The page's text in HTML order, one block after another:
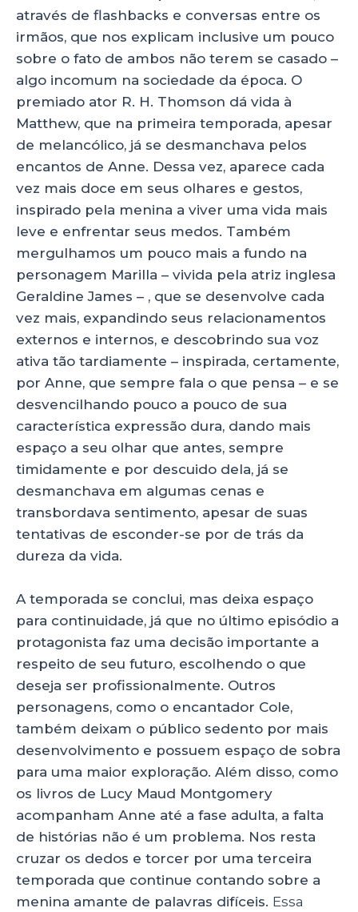
através de flashbacks e conversas entre os
irmãos, que nos explicam inclusive um pouco
sobre o fato de ambos não terem se casado –
algo incomum na sociedade da época. O
premiado ator R. H. Thomson dá vida à
Matthew, que na primeira temporada, apesar
de melancólico, já se desmanchava pelos
encantos de Anne. Dessa vez, aparece cada
vez mais doce em seus olhares e gestos,
inspirado pela menina a viver uma vida mais
leve e enfrentar seus medos. Também
mergulhamos um pouco mais a fundo na
personagem Marilla – vivida pela atriz inglesa
Geraldine James – , que se desenvolve cada
vez mais, expandindo seus relacionamentos
externos e internos, e descobrindo sua voz
ativa tão tardiamente – inspirada, certamente,
por Anne, que sempre fala o que pensa – e se
desvencilhando pouco a pouco de sua
característica expressão dura, dando mais
espaço a seu olhar que antes, sempre
timidamente e por descuido dela, já se
desmanchava em algumas cenas e
transbordava sentimento, apesar de suas
tentativas de esconder-se por de trás da
dureza da vida.
A temporada se conclui, mas deixa espaço
para continuidade, já que no último episódio a
protagonista faz uma decisão importante a
respeito de seu futuro, escolhendo o que
deseja ser profissionalmente. Outros
personagens, como o encantador Cole,
também deixam o público sedento por mais
desenvolvimento e possuem espaço de sobra
para uma maior exploração. Além disso, como
os livros de Lucy Maud Montgomery
acompanham Anne até a fase adulta, a falta
de histórias não é um problema. Nos resta
cruzar os dedos e torcer por uma terceira
temporada que continue contando sobre a
menina amante de palavras difíceis. Essa